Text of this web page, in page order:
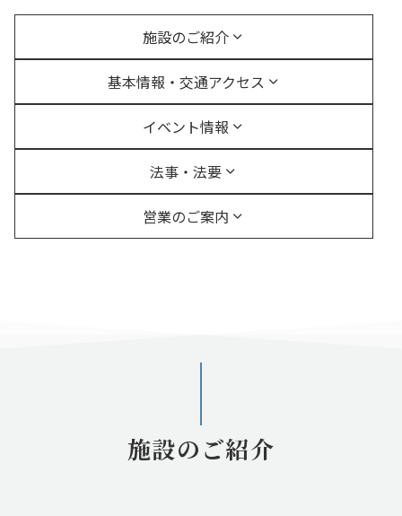
施設のご紹介
基本情報・交通アクセス
イベント情報
法事・法要
営業のご案内
施設のご紹介